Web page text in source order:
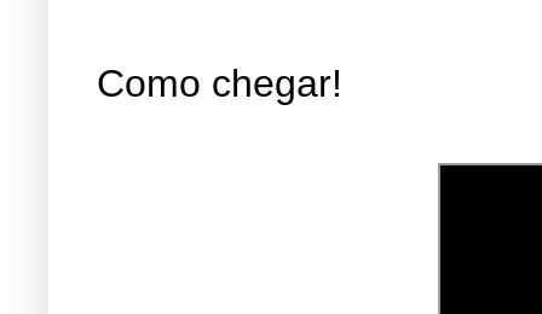
Como chegar!